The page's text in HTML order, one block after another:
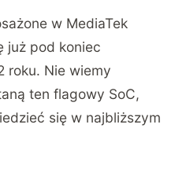
w MediaTek
już pod koniec
roku. Nie wiemy
ten flagowy SoC,
się w najbliższym